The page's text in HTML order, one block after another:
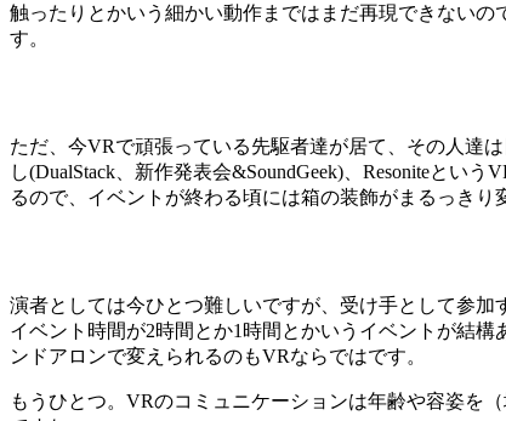
触ったりとかいう細かい動作まではまだ再現できない
す。
ただ、今VRで頑張っている先駆者達が居て、その人達
し(DualStack、新作発表会&SoundGeek)、Resoniteとい
るので、イベントが終わる頃には箱の装飾がまるっき
演者としては今ひとつ難しいですが、受け手として参
イベント時間が2時間とか1時間とかいうイベントが結
ンドアロンで変えられるのもVRならではです。
もうひとつ。VRのコミュニケーションは年齢や容姿を